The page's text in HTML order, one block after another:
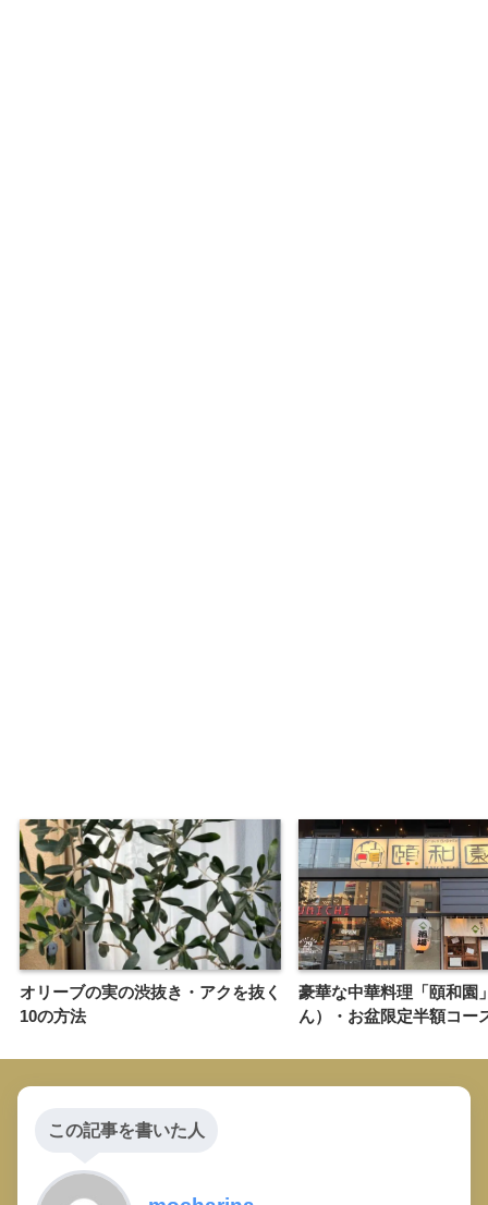
オリーブの実の渋抜き・アクを抜く
10の方法
豪華な中華料理「頤和園
ん）・お盆限定半額コー
この記事を書いた人